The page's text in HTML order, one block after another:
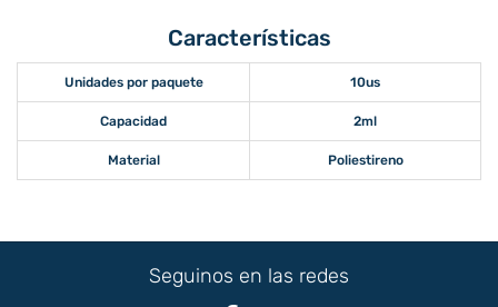
Características
Unidades por paquete 10us
Capacidad 2ml
Material Poliestireno
Seguinos en las redes